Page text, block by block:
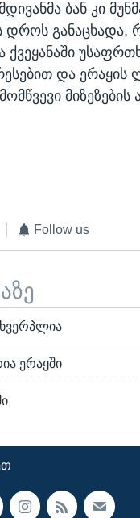
ბან კი
დროს განაცხადა,
და ერაყის
Follow us
ერაყში